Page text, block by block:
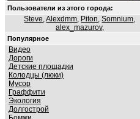
Пользователи из этого города:
Steve,Alexdmm, Piton,Somnium,
alex_mazurov,
Популярное
Видео
Дороги
Детские площадки
Колодцы (люки)
Мусор
Граффити
Экология
Долгострой